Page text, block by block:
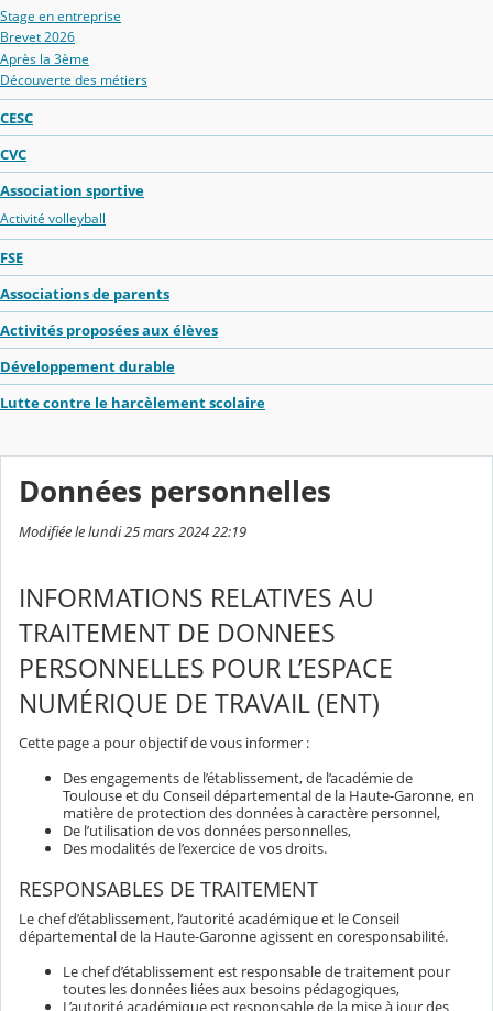
Stage en entreprise
Brevet 2026
Après la 3ème
Découverte des métiers
CESC
CVC
Association sportive
Activité volleyball
FSE
Associations de parents
Activités proposées aux élèves
Développement durable
Lutte contre le harcèlement scolaire
Données personnelles
Modifiée le lundi 25 mars 2024 22:19
INFORMATIONS RELATIVES AU
TRAITEMENT DE DONNEES
PERSONNELLES POUR L’ESPACE
NUMÉRIQUE DE TRAVAIL (ENT)
Cette page a pour objectif de vous informer :
Des engagements de l’établissement, de l’académie de
Toulouse et du Conseil départemental de la Haute-Garonne, en
matière de protection des données à caractère personnel,
De l’utilisation de vos données personnelles,
Des modalités de l’exercice de vos droits.
RESPONSABLES DE TRAITEMENT
Le chef d’établissement, l’autorité académique et le Conseil
départemental de la Haute-Garonne agissent en coresponsabilité.
Le chef d’établissement est responsable de traitement pour
toutes les données liées aux besoins pédagogiques,
L’autorité académique est responsable de la mise à jour des